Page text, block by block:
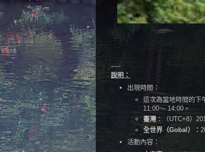
-----
說明：
出現時間：
這次為當地時間的下
11:00～ 14:00。
臺灣：（UTC+8）
全世界（Gobal）：
活動內容：